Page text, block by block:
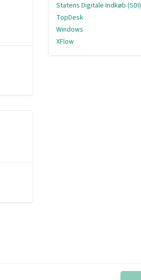
Statens Digitale Indkøb (SDI)
TopDesk
Windows
XFlow